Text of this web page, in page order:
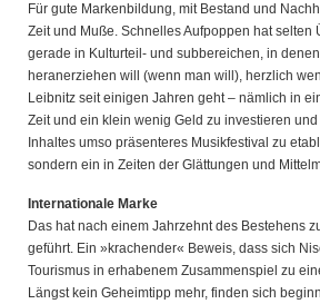
Für gute Markenbildung, mit Bestand und
Zeit und Muße. Schnelles Aufpoppen hat
gerade in Kulturteil- und subbereichen, in
heranerziehen will (wenn man will), herzlich
Leibnitz seit einigen Jahren geht – nämlich in
Zeit und ein klein wenig Geld zu investieren
Inhaltes umso präsenteres Musikfestival zu
sondern ein in Zeiten der Glättungen und
Internationale Marke
Das hat nach einem Jahrzehnt des Bestehens
geführt. Ein »krachender« Beweis, dass sich
Tourismus in erhabenem Zusammenspiel zu
Längst kein Geheimtipp mehr, finden sich